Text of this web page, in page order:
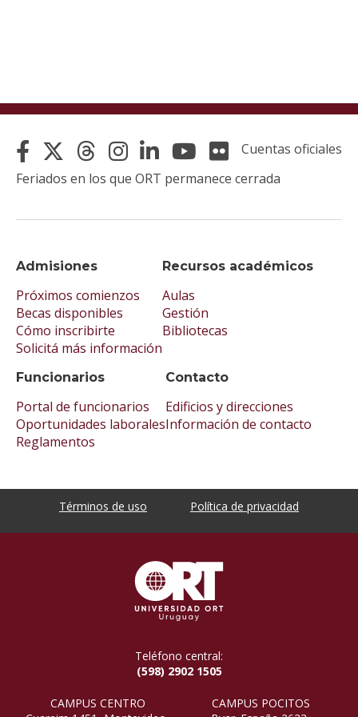
Admisiones
Próximos comienzos
Becas disponibles
Cómo inscribirte
Solicitá más información
Recursos académicos
Aulas
Gestión
Bibliotecas
Funcionarios
Portal de funcionarios
Oportunidades laborales
Reglamentos
Contacto
Edificios y direcciones
Información de contacto
Cuentas oficiales
Feriados en los que ORT permanece cerrada
Términos de uso Política de privacidad
Teléfono central:
(598) 2902 1505
CAMPUS CENTRO
CAMPUS POCITOS